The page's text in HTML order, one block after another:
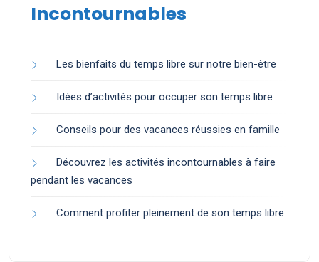
Incontournables
Les bienfaits du temps libre sur notre bien-être
Idées d’activités pour occuper son temps libre
Conseils pour des vacances réussies en famille
Découvrez les activités incontournables à faire
pendant les vacances
Comment profiter pleinement de son temps libre